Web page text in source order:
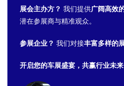
展会主办方？ 我们提供广阔高效
潜在参展商与精准观众。
参展企业？ 我们对接丰富多样的
开启您的车展盛宴，共赢行业未来